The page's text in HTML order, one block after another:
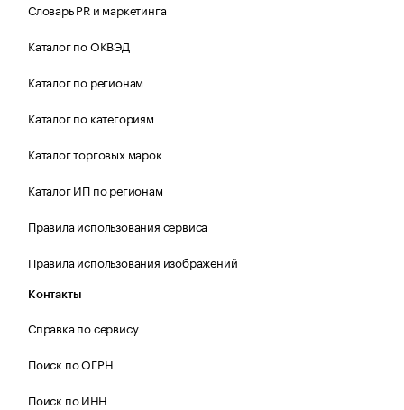
Словарь PR и маркетинга
Каталог по ОКВЭД
Каталог по регионам
Каталог по категориям
Каталог торговых марок
Каталог ИП по регионам
Правила использования сервиса
Правила использования изображений
Контакты
Справка по сервису
Поиск по ОГРН
Поиск по ИНН